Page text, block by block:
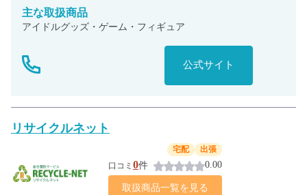
主な取扱商品
アイドルグッズ・ゲーム・フィギュア
公式サイト
リサイクルネット
宅配
出張
口コミ 0件 0.00
取扱商品一覧を見る